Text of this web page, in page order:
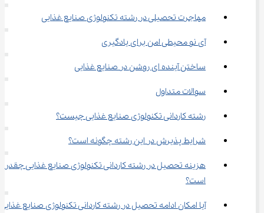
مهاجرت تحصیلی در رشته تکنولوژی صنایع غذایی
آی نو محیطی امن برای یادگیری
ساختن آینده‌ ای روشن در صنایع غذایی
سوالات متداول
رشته کاردانی تکنولوژی صنایع غذایی چیست؟
شرایط پذیرش در این رشته چگونه است؟
هزینه تحصیل در رشته کاردانی تکنولوژی صنایع غذایی چقدر
است؟
آیا امکان ادامه تحصیل در رشته کاردانی تکنولوژی صنایع